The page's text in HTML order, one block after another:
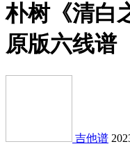
朴树《清白
原版六线谱
吉他谱